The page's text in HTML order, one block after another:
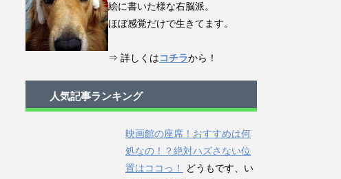
絵に書いた様な右脳派。
ほぼ感覚だけで生きてます。
⇒ 詳しくはコチラから！
人気記事ランキング
映画館の座席！おすすめは何
処なの！？絶対ハズさない位
置はココっ！
どうもです、い